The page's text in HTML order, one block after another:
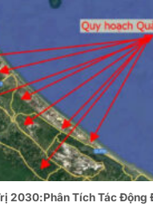
2030:Phân Tích Tác Động